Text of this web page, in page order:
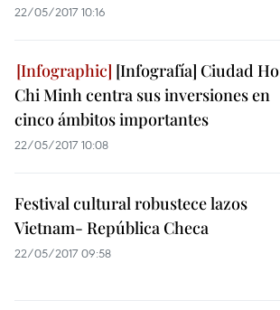
22/05/2017 10:16
[Infografía] Ciudad Ho
Chi Minh centra sus inversiones en
cinco ámbitos importantes
22/05/2017 10:08
Festival cultural robustece lazos
Vietnam- República Checa
22/05/2017 09:58